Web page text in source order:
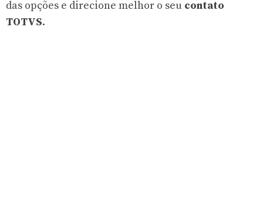
das opções e direcione melhor o seu contato
TOTVS.